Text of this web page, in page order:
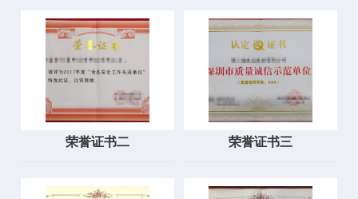
荣誉证书二 荣誉证书三